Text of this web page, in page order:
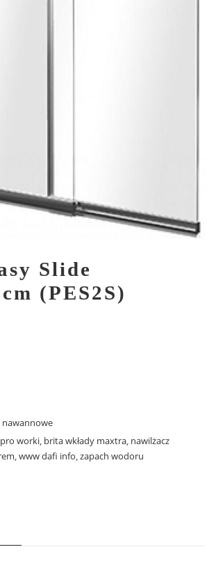
Slide
(PES2S)
nawannowe
worki, brita wkłady maxtra, nawilżacz
,www dafi info,zapach wodoru